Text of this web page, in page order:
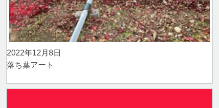
2022年12月8日
落ち葉アート